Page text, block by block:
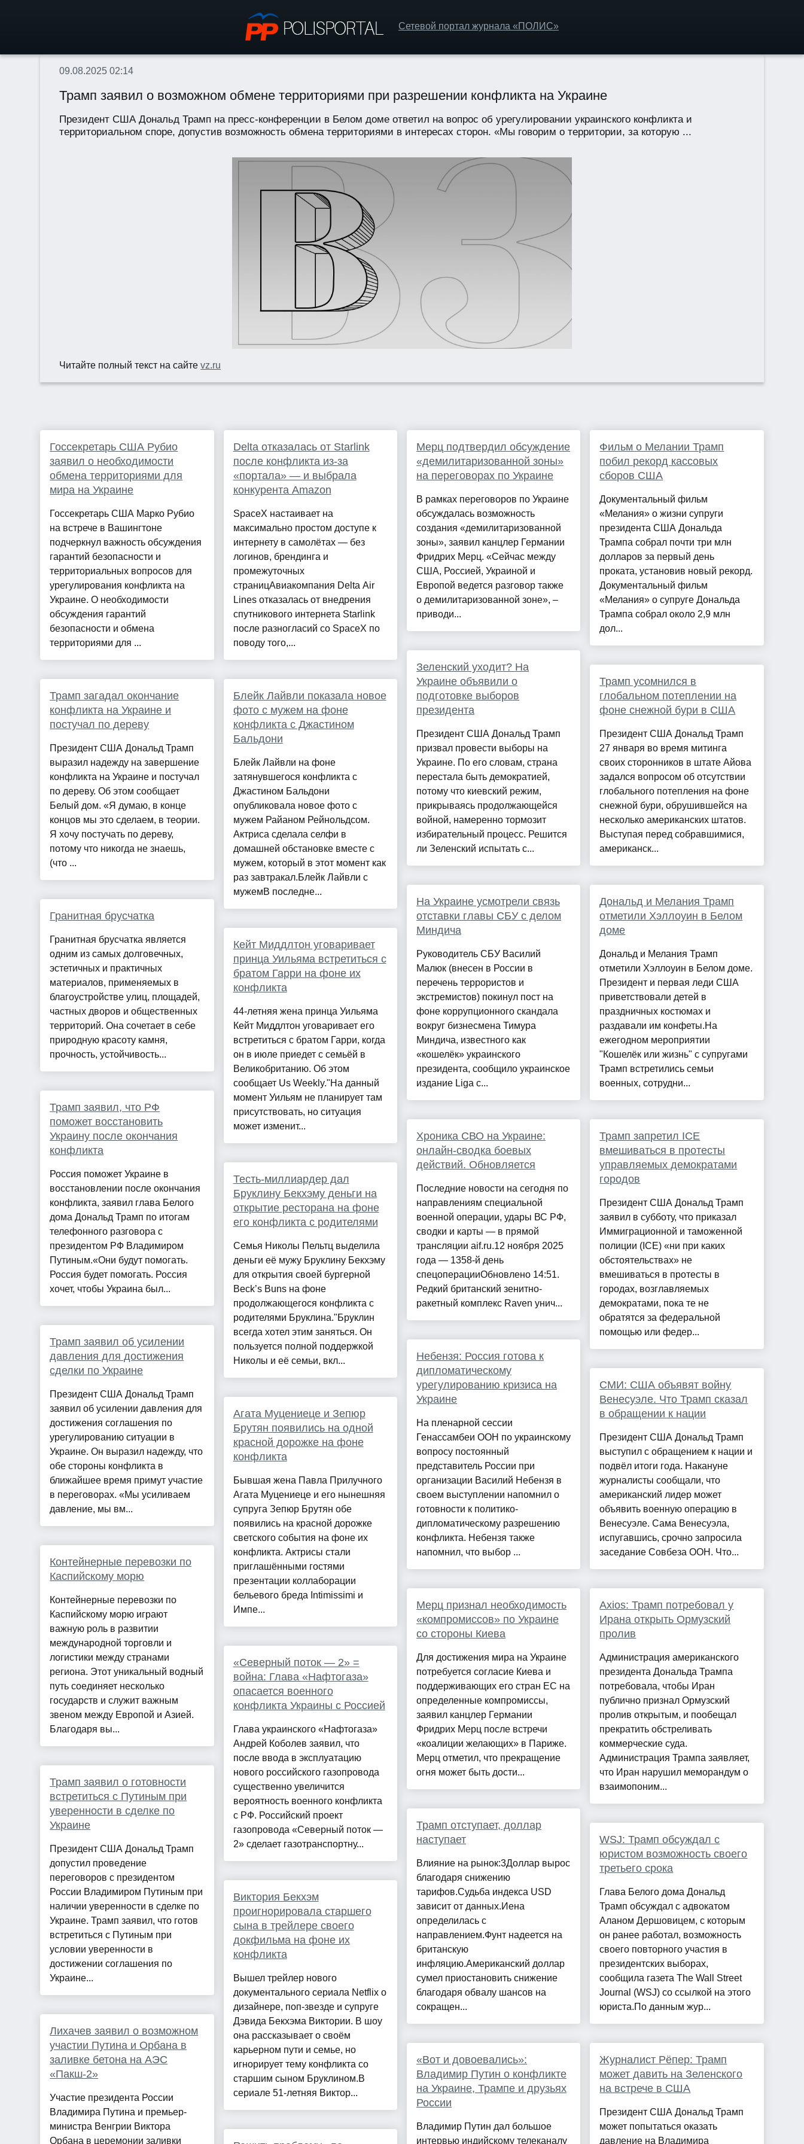
Сетевой портал журнала «ПОЛИС»
09.08.2025 02:14
Трамп заявил о возможном обмене территориями при разрешении конфликта на Украине
Президент США Дональд Трамп на пресс-конференции в Белом доме ответил на вопрос об урегулировании украинского конфликта и
территориальном споре, допустив возможность обмена территориями в интересах сторон. «Мы говорим о территории, за которую ...
Читайте полный текст на сайтеvz.ru
Госсекретарь США Рубио
заявил о необходимости
обмена территориями для
мира на Украине
Госсекретарь США Марко Рубио
на встрече в Вашингтоне
подчеркнул важность обсуждения
гарантий безопасности и
территориальных вопросов для
урегулирования конфликта на
Украине. О необходимости
обсуждения гарантий
безопасности и обмена
территориями для ...
Трамп загадал окончание
конфликта на Украине и
постучал по дереву
Президент США Дональд Трамп
выразил надежду на завершение
конфликта на Украине и постучал
по дереву. Об этом сообщает
Белый дом. «Я думаю, в конце
концов мы это сделаем, в теории.
Я хочу постучать по дереву,
потому что никогда не знаешь,
(что ...
Гранитная брусчатка
Гранитная брусчатка является
одним из самых долговечных,
эстетичных и практичных
материалов, применяемых в
благоустройстве улиц, площадей,
частных дворов и общественных
территорий. Она сочетает в себе
природную красоту камня,
прочность, устойчивость...
Трамп заявил, что РФ
поможет восстановить
Украину после окончания
конфликта
Россия поможет Украине в
восстановлении после окончания
конфликта, заявил глава Белого
дома Дональд Трамп по итогам
телефонного разговора с
президентом РФ Владимиром
Путиным.«Они будут помогать.
Россия будет помогать. Россия
хочет, чтобы Украина был...
Трамп заявил об усилении
давления для достижения
сделки по Украине
Президент США Дональд Трамп
заявил об усилении давления для
достижения соглашения по
урегулированию ситуации в
Украине. Он выразил надежду, что
обе стороны конфликта в
ближайшее время примут участие
в переговорах. «Мы усиливаем
давление, мы вм...
Контейнерные перевозки по
Каспийскому морю
Контейнерные перевозки по
Каспийскому морю играют
важную роль в развитии
международной торговли и
логистики между странами
региона. Этот уникальный водный
путь соединяет несколько
государств и служит важным
звеном между Европой и Азией.
Благодаря вы...
Трамп заявил о готовности
встретиться с Путиным при
уверенности в сделке по
Украине
Президент США Дональд Трамп
допустил проведение
переговоров с президентом
России Владимиром Путиным при
наличии уверенности в сделке по
Украине. Трамп заявил, что готов
встретиться с Путиным при
условии уверенности в
достижении соглашения по
Украине...
Лихачев заявил о возможном
участии Путина и Орбана в
заливке бетона на АЭС
«Пакш-2»
Участие президента России
Владимира Путина и премьер-
министра Венгрии Виктора
Орбана в церемонии заливки
Delta отказалась от Starlink
после конфликта из-за
«портала» — и выбрала
конкурента Amazon
SpaceX настаивает на
максимально простом доступе к
интернету в самолётах — без
логинов, брендинга и
промежуточных
страницАвиакомпания Delta Air
Lines отказалась от внедрения
спутникового интернета Starlink
после разногласий со SpaceX по
поводу того,...
Блейк Лайвли показала новое
фото с мужем на фоне
конфликта с Джастином
Бальдони
Блейк Лайвли на фоне
затянувшегося конфликта с
Джастином Бальдони
опубликовала новое фото с
мужем Райаном Рейнольдсом.
Актриса сделала селфи в
домашней обстановке вместе с
мужем, который в этот момент как
раз завтракал.Блейк Лайвли с
мужемВ последне...
Кейт Миддлтон уговаривает
принца Уильяма встретиться с
братом Гарри на фоне их
конфликта
44-летняя жена принца Уильяма
Кейт Миддлтон уговаривает его
встретиться с братом Гарри, когда
он в июле приедет с семьёй в
Великобританию. Об этом
сообщает Us Weekly."На данный
момент Уильям не планирует там
присутствовать, но ситуация
может изменит...
Тесть-миллиардер дал
Бруклину Бекхэму деньги на
открытие ресторана на фоне
его конфликта с родителями
Семья Николы Пельтц выделила
деньги её мужу Бруклину Бекхэму
для открытия своей бургерной
Beck’s Buns на фоне
продолжающегося конфликта с
родителями Бруклина."Бруклин
всегда хотел этим заняться. Он
пользуется полной поддержкой
Николы и её семьи, вкл...
Агата Муцениеце и Зепюр
Брутян появились на одной
красной дорожке на фоне
конфликта
Бывшая жена Павла Прилучного
Агата Муцениеце и его нынешняя
супруга Зепюр Брутян обе
появились на красной дорожке
светского события на фоне их
конфликта. Актрисы стали
приглашёнными гостями
презентации коллаборации
бельевого бреда Intimissimi и
Импе...
«Северный поток — 2» =
война: Глава «Нафтогаза»
опасается военного
конфликта Украины с Россией
Глава украинского «Нафтогаза»
Андрей Коболев заявил, что
после ввода в эксплуатацию
нового российского газопровода
существенно увеличится
вероятность военного конфликта
с РФ. Российский проект
газопровода «Северный поток —
2» сделает газотранспортну...
Виктория Бекхэм
проигнорировала старшего
сына в трейлере своего
докфильма на фоне их
конфликта
Вышел трейлер нового
документального сериала Netflix о
дизайнере, поп-звезде и супруге
Дэвида Бекхэма Виктории. В шоу
она рассказывает о своём
карьерном пути и семье, но
игнорирует тему конфликта со
старшим сыном Бруклином.В
сериале 51-летняя Виктор...
Мерц подтвердил обсуждение
«демилитаризованной зоны»
на переговорах по Украине
В рамках переговоров по Украине
обсуждалась возможность
создания «демилитаризованной
зоны», заявил канцлер Германии
Фридрих Мерц. «Сейчас между
США, Россией, Украиной и
Европой ведется разговор также
о демилитаризованной зоне», –
приводи...
Зеленский уходит? На
Украине объявили о
подготовке выборов
президента
Президент США Дональд Трамп
призвал провести выборы на
Украине. По его словам, страна
перестала быть демократией,
потому что киевский режим,
прикрываясь продолжающейся
войной, намеренно тормозит
избирательный процесс. Решится
ли Зеленский испытать с...
На Украине усмотрели связь
отставки главы СБУ с делом
Миндича
Руководитель СБУ Василий
Малюк (внесен в России в
перечень террористов и
экстремистов) покинул пост на
фоне коррупционного скандала
вокруг бизнесмена Тимура
Миндича, известного как
«кошелёк» украинского
президента, сообщило украинское
издание Liga с...
Хроника СВО на Украине:
онлайн-сводка боевых
действий. Обновляется
Последние новости на сегодня по
направлениям специальной
военной операции, удары ВС РФ,
сводки и карты — в прямой
трансляции aif.ru.12 ноября 2025
года — 1358-й день
спецоперацииОбновлено 14:51.
Редкий британский зенитно-
ракетный комплекс Raven унич...
Небензя: Россия готова к
дипломатическому
урегулированию кризиса на
Украине
На пленарной сессии
Генассамбеи ООН по украинскому
вопросу постоянный
представитель России при
организации Василий Небензя в
своем выступлении напомнил о
готовности к политико-
дипломатическому разрешению
конфликта. Небензя также
напомнил, что выбор ...
Мерц признал необходимость
«компромиссов» по Украине
со стороны Киева
Для достижения мира на Украине
потребуется согласие Киева и
поддерживающих его стран ЕС на
определенные компромиссы,
заявил канцлер Германии
Фридрих Мерц после встречи
«коалиции желающих» в Париже.
Мерц отметил, что прекращение
огня может быть дости...
Трамп отступает, доллар
наступает
Влияние на рынок:3Доллар вырос
благодаря снижению
тарифов.Судьба индекса USD
зависит от данных.Иена
определилась с
направлением.Фунт надеется на
британскую
инфляцию.Американский доллар
сумел приостановить снижение
благодаря обвалу шансов на
сокращен...
«Вот и довоевались»:
Владимир Путин о конфликте
на Украине, Трампе и друзьях
России
Владимир Путин дал большое
интервью индийскому телеканалу
Фильм о Мелании Трамп
побил рекорд кассовых
сборов США
Документальный фильм
«Мелания» о жизни супруги
президента США Дональда
Трампа собрал почти три млн
долларов за первый день
проката, установив новый рекорд.
Документальный фильм
«Мелания» о супруге Дональда
Трампа собрал около 2,9 млн
дол...
Трамп усомнился в
глобальном потеплении на
фоне снежной бури в США
Президент США Дональд Трамп
27 января во время митинга
своих сторонников в штате Айова
задался вопросом об отсутствии
глобального потепления на фоне
снежной бури, обрушившейся на
несколько американских штатов.
Выступая перед собравшимися,
американск...
Дональд и Мелания Трамп
отметили Хэллоуин в Белом
доме
Дональд и Мелания Трамп
отметили Хэллоуин в Белом доме.
Президент и первая леди США
приветствовали детей в
праздничных костюмах и
раздавали им конфеты.На
ежегодном мероприятии
"Кошелёк или жизнь" с супругами
Трамп встретились семьи
военных, сотрудни...
Трамп запретил ICE
вмешиваться в протесты
управляемых демократами
городов
Президент США Дональд Трамп
заявил в субботу, что приказал
Иммиграционной и таможенной
полиции (ICE) «ни при каких
обстоятельствах» не
вмешиваться в протесты в
городах, возглавляемых
демократами, пока те не
обратятся за федеральной
помощью или федер...
СМИ: США объявят войну
Венесуэле. Что Трамп сказал
в обращении к нации
Президент США Дональд Трамп
выступил с обращением к нации и
подвёл итоги года. Накануне
журналисты сообщали, что
американский лидер может
объявить военную операцию в
Венесуэле. Сама Венесуэла,
испугавшись, срочно запросила
заседание Совбеза ООН. Что...
Axios: Трамп потребовал у
Ирана открыть Ормузский
пролив
Администрация американского
президента Дональда Трампа
потребовала, чтобы Иран
публично признал Ормузский
пролив открытым, и пообещал
прекратить обстреливать
коммерческие суда.
Администрация Трампа заявляет,
что Иран нарушил меморандум о
взаимопоним...
WSJ: Трамп обсуждал с
юристом возможность своего
третьего срока
Глава Белого дома Дональд
Трамп обсуждал с адвокатом
Аланом Дершовицем, с которым
он ранее работал, возможность
своего повторного участия в
президентских выборах,
сообщила газета The Wall Street
Journal (WSJ) со ссылкой на этого
юриста.По данным жур...
Журналист Рёпер: Трамп
может давить на Зеленского
на встрече в США
Президент США Дональд Трамп
может попытаться оказать
давление на Владимира